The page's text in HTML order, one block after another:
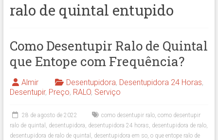
ralo de quintal entupido
Como Desentupir Ralo de Quintal
que Entope com Frequência?
Almir Desentupidora, Desentupidora 24 Horas,
Desentupir, Preço, RALO, Serviço
28 de agosto de 2022 como desentupir ralo, como desentupir
ralo de quintal , desentupidora, desentupidora 24 horas, desentupidora de ralo,
desentupidora de ralo de quintal , desentupidora em so, o que entope ralo de